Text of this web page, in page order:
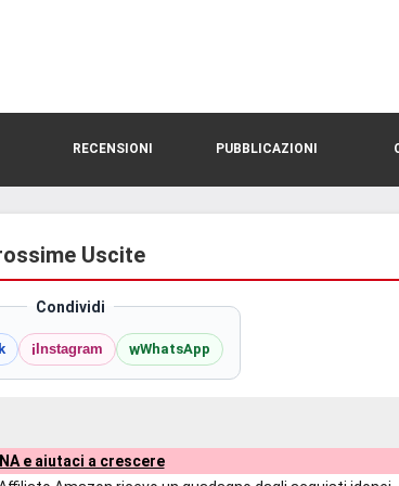
RECENSIONI PUBBLICAZIONI
Uscite
Condividi
i Instagram wWhatsApp
e aiutaci a crescere